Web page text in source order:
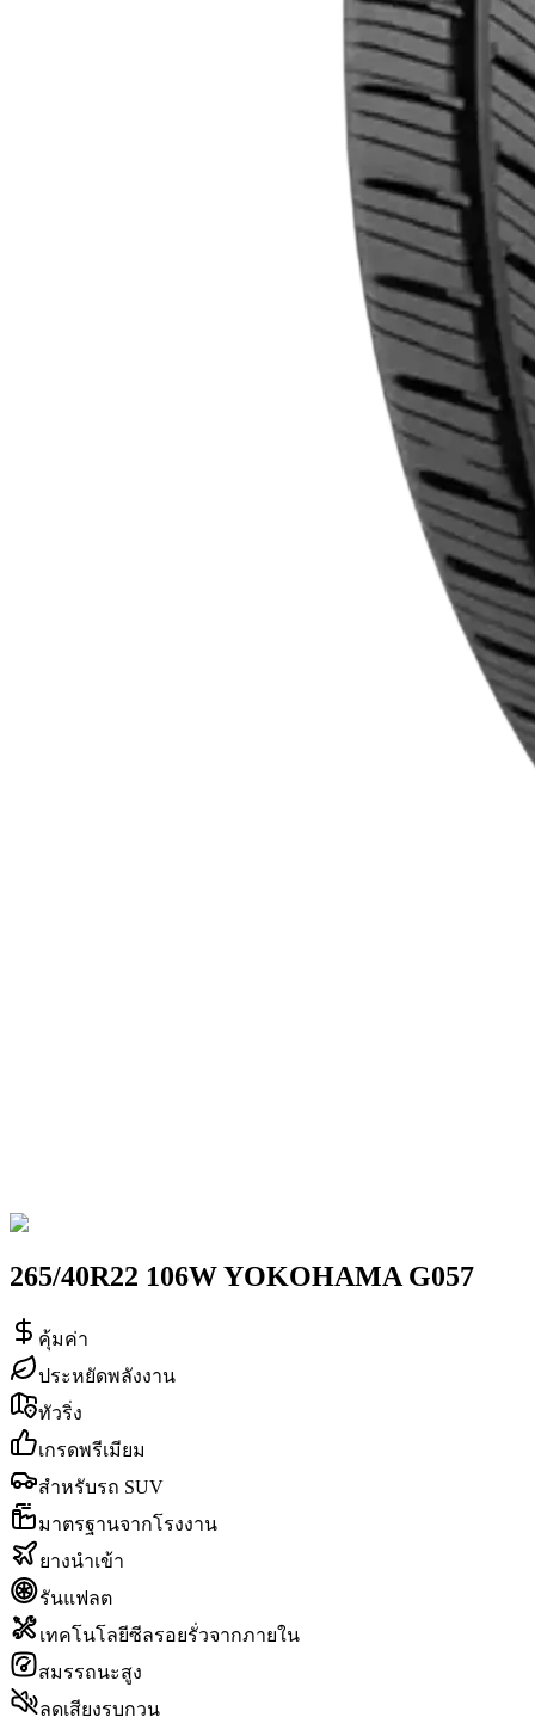
265/40R22 106W YOKOHAMA G057
คุ้มค่า
ประหยัดพลังงาน
ทัวริ่ง
เกรดพรีเมียม
สำหรับรถ SUV
มาตรฐานจากโรงงาน
ยางนำเข้า
รันแฟลต
เทคโนโลยีซีลรอยรั่วจากภายใน
สมรรถนะสูง
ลดเสียงรบกวน